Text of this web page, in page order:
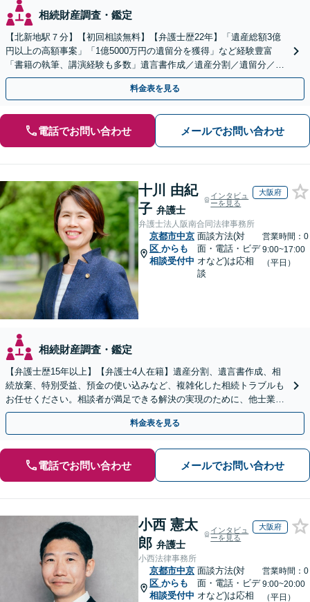
相続財産調査・鑑定
【北新地駅７分】【初回相談無料】【弁護士歴22年】「遺産総額3億
円以上の高額事案」「1億5000万円の遺留分を獲得」など経験豊富
「書籍の執筆、講演経験も多数」遺言書作成／遺産分割／遺留分／相
続放棄など【休日・夜間面談可】【完全個室対応】
料金表を見る
電話でお問い合わせ メールでお問い合わせ
十川 由紀
子 弁護士
インタビュ
ーを見る
大阪府
弁護士法人阪南合同法律事務所
京都市中京
区 からも
相談受付中
面談方法(対
面・電話・ビデ
オなど)は応相
談
営業時間：0
9:00~17:00
（平日）
相続財産調査・鑑定
【弁護士歴15年以上】【弁護士4人在籍】遺産分割、遺言書作成、相
続放棄、特別受益、預金の使い込みなど、複雑化した相続トラブルも
お任せください。相談者が満足できる解決の実現のために、他士業と
連携し最善を尽くします【完全個室】
料金表を見る
電話でお問い合わせ メールでお問い合わせ
小西 憲太
郎 弁護士
インタビュ
ーを見る
大阪府
小西法律事務所
京都市中京
区 からも
相談受付中
面談方法(対
面・電話・ビデ
オなど)は応相
営業時間：0
9:00~20:00
（平日）